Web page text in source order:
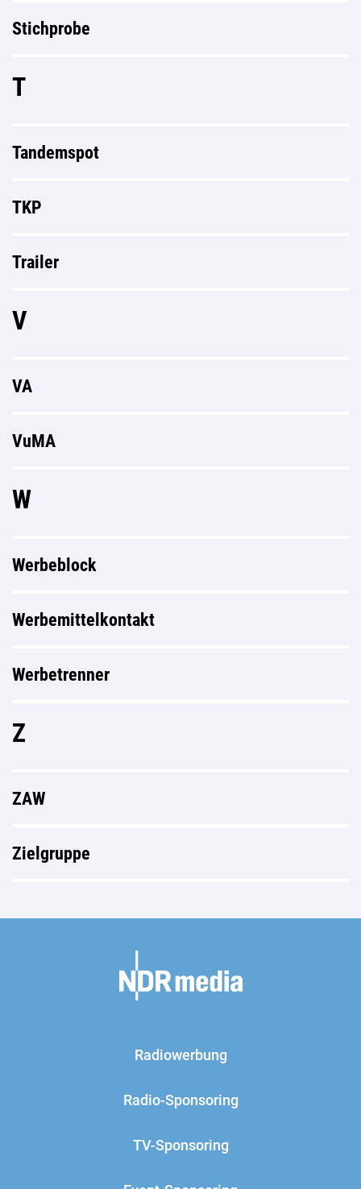
Stichprobe
T
Tandemspot
TKP
Trailer
V
VA
VuMA
W
Werbeblock
Werbemittelkontakt
Werbetrenner
Z
ZAW
Zielgruppe
Radiowerbung
Radio-Sponsoring
TV-Sponsoring